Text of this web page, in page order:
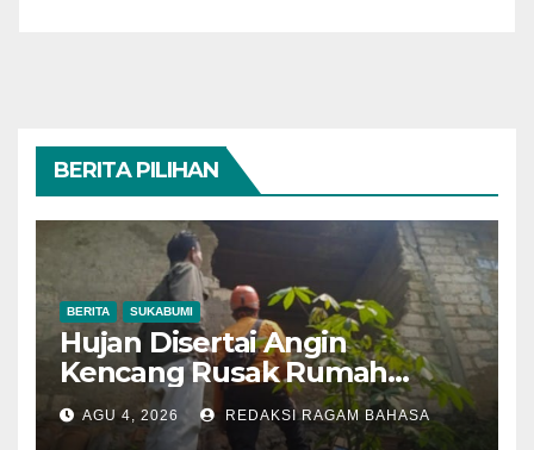
BERITA PILIHAN
BERITA SUKABUMI
Hujan Disertai Angin
Kencang Rusak Rumah
Warga di Dramaga, BPBD
Lakukan Pendataan
AGU 4, 2026 REDAKSI RAGAM BAHASA